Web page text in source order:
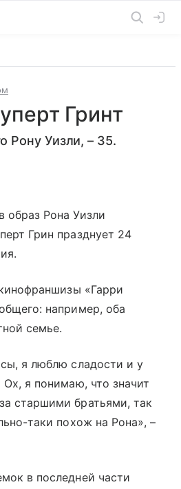
Гринт
Рону Уизли, – 35.
образ Рона Уизли
Грин празднует 24
«Гарри
например, оба
семье.
я люблю сладости и у
я понимаю, что значит
старшими братьями, так
таки похож на Рона», –
в последней части